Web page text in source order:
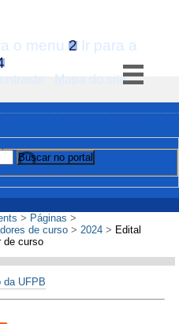
o menu 2 Ir para a
Mapa do site
Simplifique!
Participe
Acesso à informação
Legislação
Canais
Buscar no portal
> Páginas >
de curso > 2024 > Edital
de curso